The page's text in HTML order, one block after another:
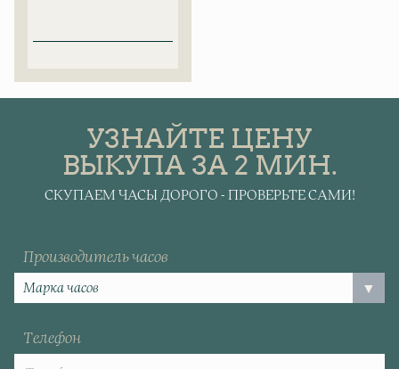
УЗНАЙТЕ ЦЕНУ
ВЫКУПА ЗА 2 МИН.
СКУПАЕМ ЧАСЫ ДОРОГО - ПРОВЕРЬТЕ САМИ!
Производитель часов
Телефон